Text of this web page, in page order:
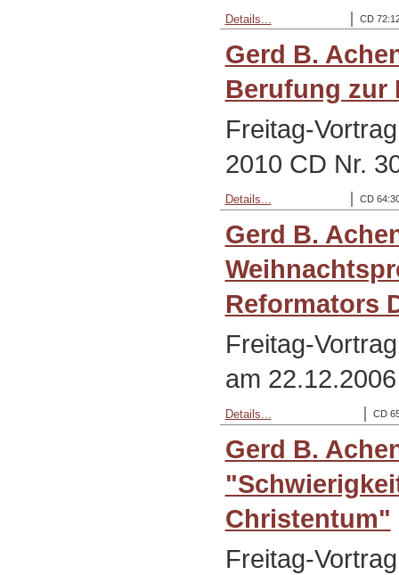
CD
Details...
Gerd B.
Berufung zur
Freitag-
2010 CD Nr.
CD
Details...
Gerd B.
Reformators
Freitag-
am
CD
Details...
Gerd B.
Christentum"
Freitag-